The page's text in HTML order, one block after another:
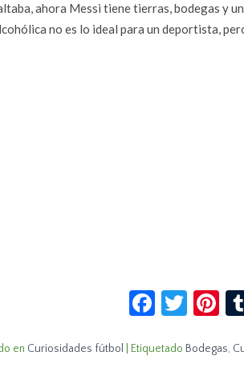
ahora Messi tiene tierras, bodegas y
no es lo ideal para un deportista,
en Curiosidades fútbol Etiquetado Bodegas,